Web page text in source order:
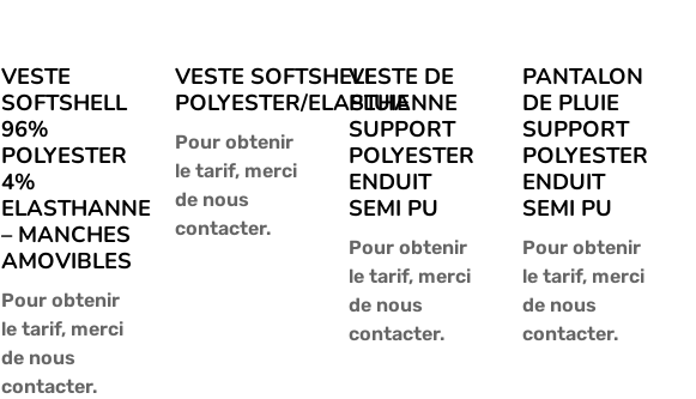
VESTE
SOFTSHELL
96%
POLYESTER
4%
ELASTHANNE
– MANCHES
AMOVIBLES
Pour obtenir
le tarif, merci
de nous
contacter.
VESTE SOFTSHELL
POLYESTER/ELASTHANNE
Pour obtenir
le tarif, merci
de nous
contacter.
VESTE DE
PLUIE
SUPPORT
POLYESTER
ENDUIT
SEMI PU
Pour obtenir
le tarif, merci
de nous
contacter.
PANTALON
DE PLUIE
SUPPORT
POLYESTER
ENDUIT
SEMI PU
Pour obtenir
le tarif, merci
de nous
contacter.